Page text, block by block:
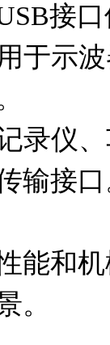
接
于示
录仪
输接
能和
。